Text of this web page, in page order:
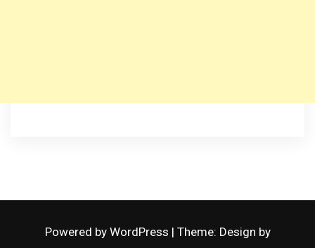
Powered by WordPress | Theme: Design by